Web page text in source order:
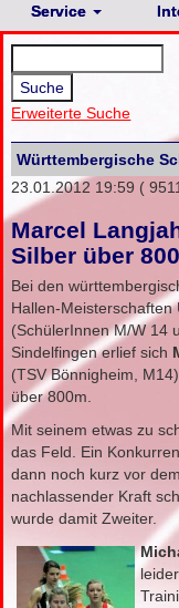
Service
Erweiterte Suche
Württembergische
23.01.2012 19:59 (
Marcel
Silber über
Bei den
Hallen-Meisterschaften
(SchülerInnen M/W 14
Sindelfingen erlief sich
(TSV Bönnigheim,
über 800m.
Mit seinem etwas zu
das Feld. Ein
dann noch kurz vor
nachlassender Kraft
wurde damit Zweiter.